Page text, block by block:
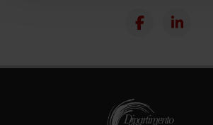
raccolto dal tuo utilizzo dei loro servizi.